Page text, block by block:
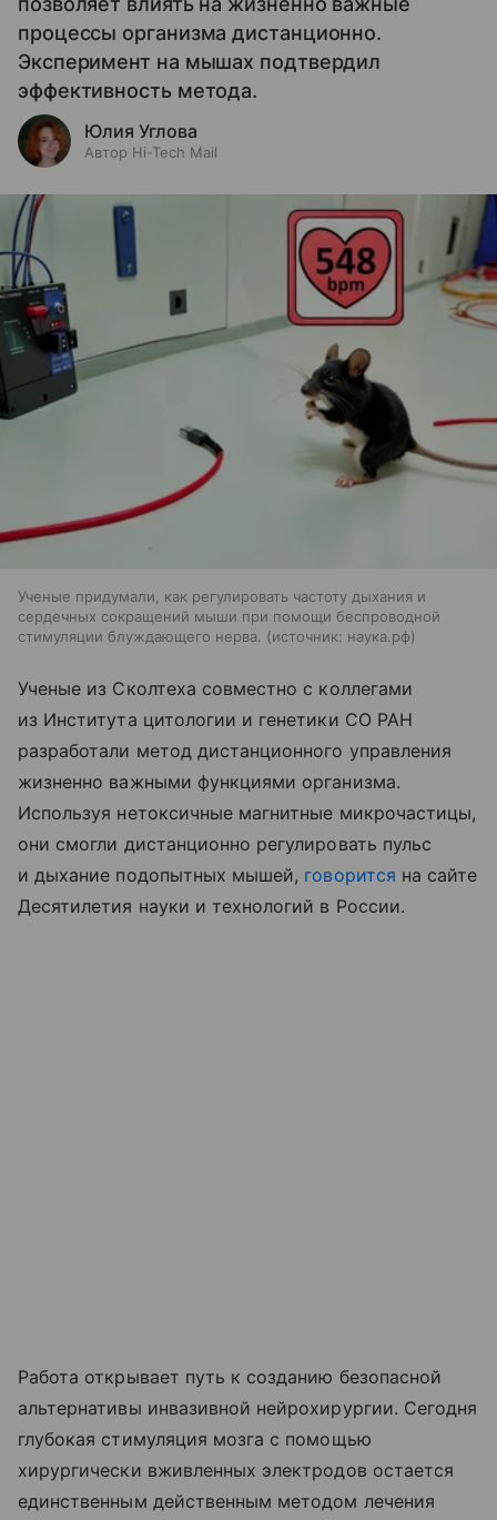
процессы организма дистанционно.
Эксперимент на мышах подтвердил
эффективность метода.
Юлия Углова
Автор Hi-Tech Mail
Ученые придумали, как регулировать частоту дыхания и
сердечных сокращений мыши при помощи беспроводной
стимуляции блуждающего нерва.
источник: наука.рф
Ученые из Сколтеха совместно с коллегами
из Института цитологии и генетики СО РАН
разработали метод дистанционного управления
жизненно важными функциями организма.
Используя нетоксичные магнитные микрочастицы,
они смогли дистанционно регулировать пульс
и дыхание подопытных мышей, говорится на сайте
Десятилетия науки и технологий в России.
Работа открывает путь к созданию безопасной
альтернативы инвазивной нейрохирургии. Сегодня
глубокая стимуляция мозга с помощью
хирургически вживленных электродов остается
единственным действенным методом лечения